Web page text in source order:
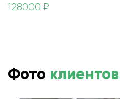
128000 ₽
Фото клиентов